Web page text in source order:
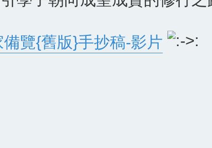
覽{舊版}手抄稿-影片